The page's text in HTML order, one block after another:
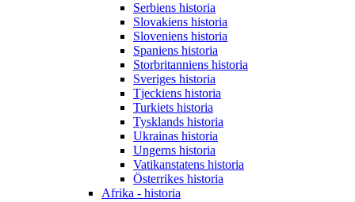
Serbiens historia
Slovakiens historia
Sloveniens historia
Spaniens historia
Storbritanniens historia
Sveriges historia
Tjeckiens historia
Turkiets historia
Tysklands historia
Ukrainas historia
Ungerns historia
Vatikanstatens historia
Österrikes historia
Afrika - historia